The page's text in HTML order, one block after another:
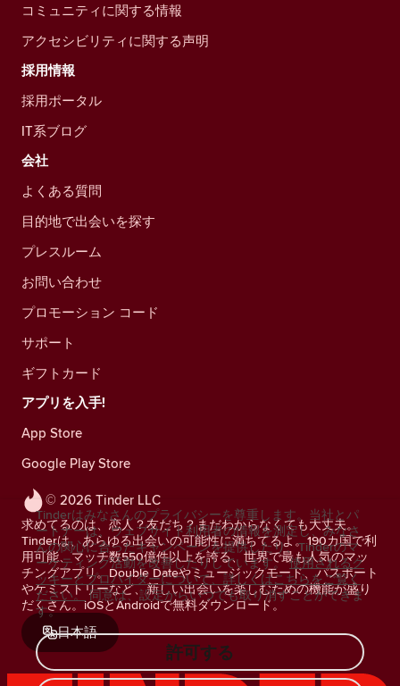
© 2026 Tinder LLC
求めてるのは、恋人？友だち？まだわからなくても大丈夫。
Tinderは、あらゆる出会いの可能性に満ちてるよ。190カ国で利
用可能、マッチ数550億件以上を誇る、世界で最も人気のマッ
チングアプリ。Double Dateやミュージックモード、パスポート
やケミストリーなど、新しい出会いを楽しむための機能が盛り
だくさん。iOSとAndroidで無料ダウンロード。
日本語
コミュニティに関する情報
アクセシビリティに関する声明
採用情報
採用ポータル
IT系ブログ
会社
よくある質問
目的地で出会いを探す
プレスルーム
お問い合わせ
プロモーション コード
サポート
ギフトカード
アプリを入手!
App Store
Google Play Store
Tinderはみなさんのプライバシーを尊重します。当社とパ
ートナーは、ウェブサイト利用者の情報を測定し、みなさ
んの関心に合ったキャンペーンを提供したり、Tinderのマ
ーケティング活動を改善したりしています。 使用されるク
ッキーとプロバイダーについて、詳しくはこちらをご覧く
ださい。 同意は、設定からいつでも取り消すことができま
す。
許可する